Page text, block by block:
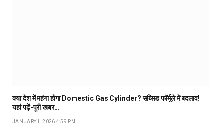
क्या देश में महंगा होगा Domestic Gas Cylinder? सब्सिड फॉर्मूले में बदलाव!
यहां पढ़ें-पूरी खबर…
JANUARY 1, 2026 4:59 PM